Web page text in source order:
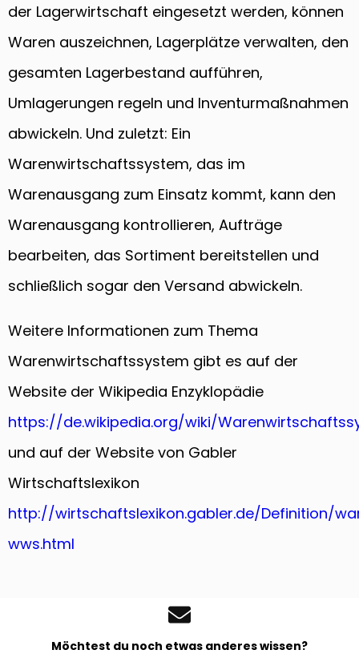
der Lagerwirtschaft eingesetzt werden, können
Waren auszeichnen, Lagerplätze verwalten, den
gesamten Lagerbestand aufführen,
Umlagerungen regeln und Inventurmaßnahmen
abwickeln. Und zuletzt: Ein
Warenwirtschaftssystem, das im
Warenausgang zum Einsatz kommt, kann den
Warenausgang kontrollieren, Aufträge
bearbeiten, das Sortiment bereitstellen und
schließlich sogar den Versand abwickeln.
Weitere Informationen zum Thema
Warenwirtschaftssystem gibt es auf der
Website der Wikipedia Enzyklopädie
https://de.wikipedia.org/wiki/
und auf der Website von Gabler
Wirtschaftslexikon
http://wirtschaftslexikon.gabler.de/Definition/
wws.html
Möchtest du noch etwas anderes wissen?